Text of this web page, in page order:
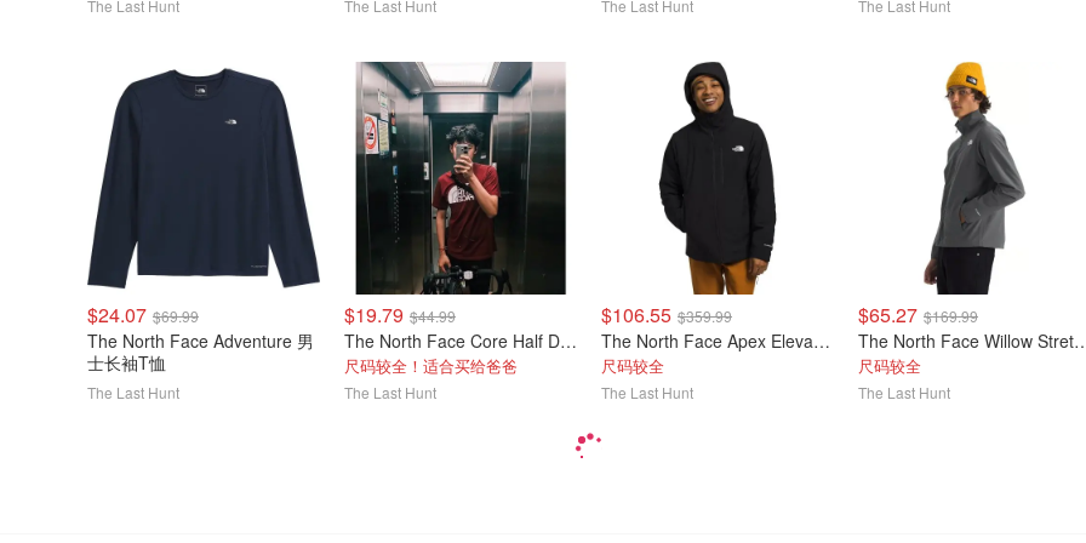
The Last Hunt The Last Hunt The Last Hunt The Last Hunt
$24.07 $69.99
The North Face Adventure 男
士长袖T恤
The Last Hunt
$19.79 $44.99
The North Face Core Half Dome 短袖T恤 男款
尺码较全！适合买给爸爸
The Last Hunt
$106.55 $359.99
The North Face Apex Elevation 男士夹克
尺码较全
The Last Hunt
$65.27 $169.99
The North Face
尺码较全
The Last Hunt